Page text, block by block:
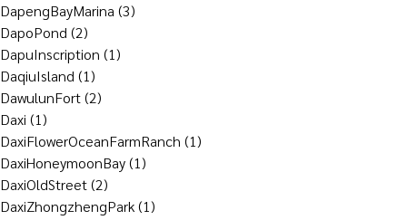
DapengBayMarina (3)
DapoPond (2)
DapuInscription (1)
DaqiuIsland (1)
DawulunFort(2)
Daxi (1)
DaxiFlowerOceanFarmRanch (1)
DaxiHoneymoonBay(1)
DaxiOldStreet(2)
DaxiZhongzhengPark(1)